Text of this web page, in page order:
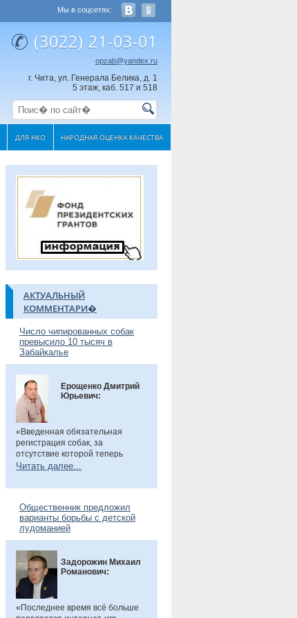
Мы в соцсетях:
(3022) 21-03-01
opzab@yandex.ru
г. Чита, ул. Генерала Белика, д. 1
5 этаж, каб. 517 и 518
ДЛЯ НКО НАРОДНАЯ ОЦЕНКА КАЧЕСТВА
АКТУАЛЬНЫЙ
КОММЕНТАРИ�
Число чипированных собак
превысило 10 тысяч в
Забайкалье
Ерощенко Дмитрий
Юрьевич:
«Введенная обязательная
регистрация собак, за
отсутствие которой теперь
предусмотрен штраф. Эта мера
учет домашних животных и
владельцев. Особенно важно,
что регистрация бесплатна, а
владельцам нужно лишь
оплатить чип или метку. Новые
правила помогут сделать
контроль за питомцами более
прозрачным и системным», -
сказал общественник.
Читать далее...
Общественник предложил
варианты борьбы с детской
лудоманией
Задорожин Михаил
Романович:
«Последнее время всё больше